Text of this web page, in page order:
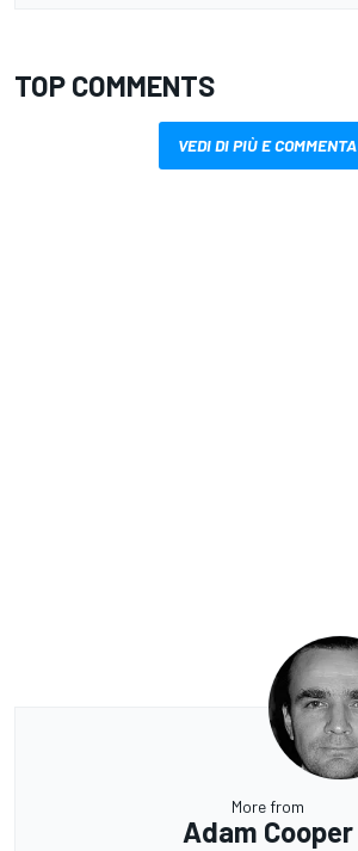
TOP COMMENTS
VEDI DI PIÙ E COMMENTA
More from
Adam Cooper